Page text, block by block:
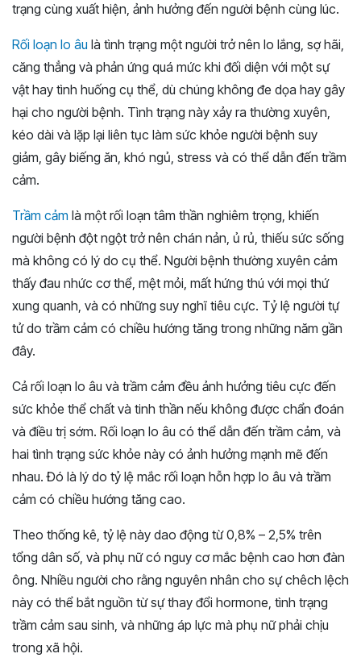
trạng cùng xuất hiện, ảnh hưởng đến người bệnh cùng lúc.
Rối loạn lo âu là tình trạng một người trở nên lo lắng, sợ hãi,
căng thẳng và phản ứng quá mức khi đối diện với một sự
vật hay tình huống cụ thể, dù chúng không đe dọa hay gây
hại cho người bệnh. Tình trạng này xảy ra thường xuyên,
kéo dài và lặp lại liên tục làm sức khỏe người bệnh suy
giảm, gây biếng ăn, khó ngủ, stress và có thể dẫn đến trầm
cảm.
Trầm cảm là một rối loạn tâm thần nghiêm trọng, khiến
người bệnh đột ngột trở nên chán nản, ủ rủ, thiếu sức sống
mà không có lý do cụ thể. Người bệnh thường xuyên cảm
thấy đau nhức cơ thể, mệt mỏi, mất hứng thú với mọi thứ
xung quanh, và có những suy nghĩ tiêu cực. Tỷ lệ người tự
tử do trầm cảm có chiều hướng tăng trong những năm gần
đây.
Cả rối loạn lo âu và trầm cảm đều ảnh hưởng tiêu cực đến
sức khỏe thể chất và tinh thần nếu không được chẩn đoán
và điều trị sớm. Rối loạn lo âu có thể dẫn đến trầm cảm, và
hai tình trạng sức khỏe này có ảnh hưởng mạnh mẽ đến
nhau. Đó là lý do tỷ lệ mắc rối loạn hỗn hợp lo âu và trầm
cảm có chiều hướng tăng cao.
Theo thống kê, tỷ lệ này dao động từ 0,8% – 2,5% trên
tổng dân số, và phụ nữ có nguy cơ mắc bệnh cao hơn đàn
ông. Nhiều người cho rằng nguyên nhân cho sự chêch lệch
này có thể bắt nguồn từ sự thay đổi hormone, tình trạng
trầm cảm sau sinh, và những áp lực mà phụ nữ phải chịu
trong xã hội.